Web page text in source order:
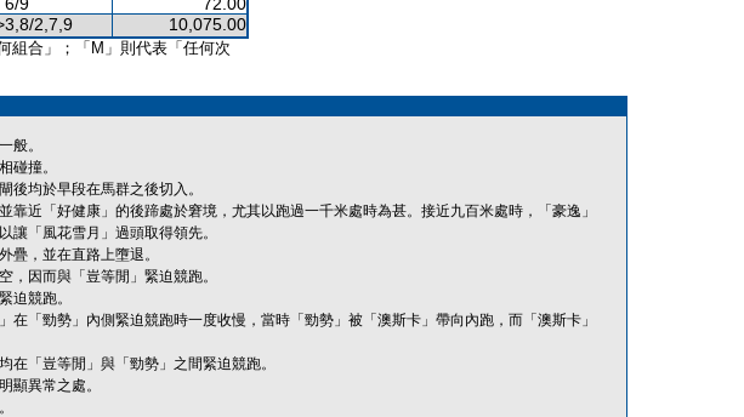
2,7,9 10,075.00
組合」；「M」則代表「任何次
般。
碰撞。
後均於早段在馬群之後切入。
靠近「好健康」的後蹄處於窘境，尤其以跑過一千米處時為甚。接近九百米處時，「豪逸」
讓「風花雪月」過頭取得領先。
疊，並在直路上墮退。
，因而與「豈等閒」緊迫競跑。
迫競跑。
在「勁勢」內側緊迫競跑時一度收慢，當時「勁勢」被「澳斯卡」帶向內跑，而「澳斯卡」
在「豈等閒」與「勁勢」之間緊迫競跑。
顯異常之處。